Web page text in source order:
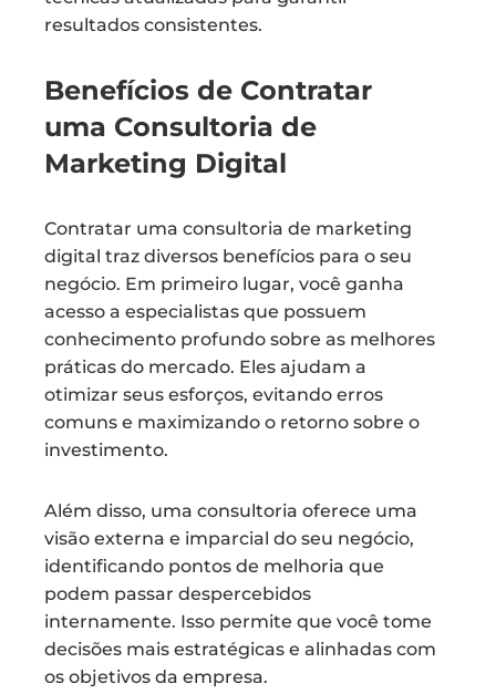
resultados consistentes.
Benefícios de Contratar
uma Consultoria de
Marketing Digital
Contratar uma consultoria de marketing
digital traz diversos benefícios para o seu
negócio. Em primeiro lugar, você ganha
acesso a especialistas que possuem
conhecimento profundo sobre as melhores
práticas do mercado. Eles ajudam a
otimizar seus esforços, evitando erros
comuns e maximizando o retorno sobre o
investimento.
Além disso, uma consultoria oferece uma
visão externa e imparcial do seu negócio,
identificando pontos de melhoria que
podem passar despercebidos
internamente. Isso permite que você tome
decisões mais estratégicas e alinhadas com
os objetivos da empresa.